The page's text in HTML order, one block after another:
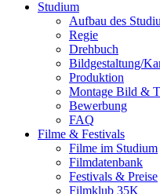
Stu­di­um
Auf­bau des
Regie
Dreh­buch
Bildgestaltung/​​
Pro­duk­ti­on
Mon­ta­ge Bild &
Bewer­bung
FAQ
Fil­me & Fes­ti­vals
Fil­me im Stu­di­um
Film­da­ten­bank
Fes­ti­vals & Prei­se
Film­klub 35K